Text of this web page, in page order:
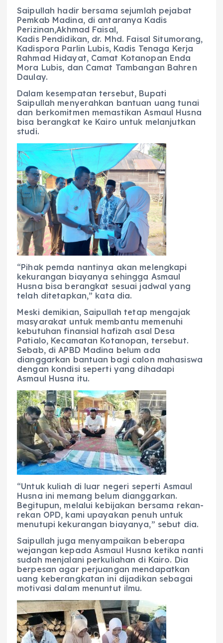
Saipullah hadir bersama sejumlah pejabat
Pemkab Madina, di antaranya Kadis
Perizinan,Akhmad Faisal,
Kadis Pendidikan, dr. Mhd. Faisal Situmorang,
Kadispora Parlin Lubis, Kadis Tenaga Kerja
Rahmad Hidayat, Camat Kotanopan Enda
Mora Lubis, dan Camat Tambangan Bahren
Daulay.
Dalam kesempatan tersebut, Bupati
Saipullah menyerahkan bantuan uang tunai
dan berkomitmen memastikan Asmaul Husna
bisa berangkat ke Kairo untuk melanjutkan
studi.
“Pihak pemda nantinya akan melengkapi
kekurangan biayanya sehingga Asmaul
Husna bisa berangkat sesuai jadwal yang
telah ditetapkan,” kata dia.
Meski demikian, Saipullah tetap mengajak
masyarakat untuk membantu memenuhi
kebutuhan finansial hafizah asal Desa
Patialo, Kecamatan Kotanopan, tersebut.
Sebab, di APBD Madina belum ada
dianggarkan bantuan bagi calon mahasiswa
dengan kondisi seperti yang dihadapi
Asmaul Husna itu.
“Untuk kuliah di luar negeri seperti Asmaul
Husna ini memang belum dianggarkan.
Begitupun, melalui kebijakan bersama rekan-
rekan OPD, kami upayakan penuh untuk
menutupi kekurangan biayanya,” sebut dia.
Saipullah juga menyampaikan beberapa
wejangan kepada Asmaul Husna ketika nanti
sudah menjalani perkuliahan di Kairo. Dia
berpesan agar perjuangan mendapatkan
uang keberangkatan ini dijadikan sebagai
motivasi dalam menuntut ilmu.